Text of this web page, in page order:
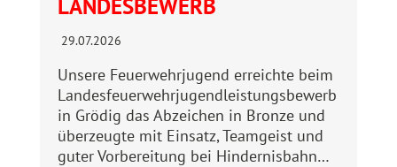
LANDESBEWERB
29.07.2026
Unsere Feuerwehrjugend erreichte beim
Landesfeuerwehrjugendleistungsbewerb
in Grödig das Abzeichen in Bronze und
überzeugte mit Einsatz, Teamgeist und
guter Vorbereitung bei Hindernisbahn…